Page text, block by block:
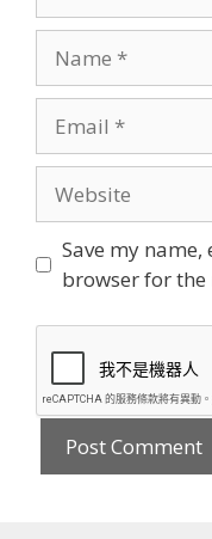
Save my
browser for